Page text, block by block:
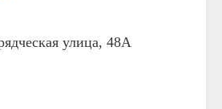
улица, 48А